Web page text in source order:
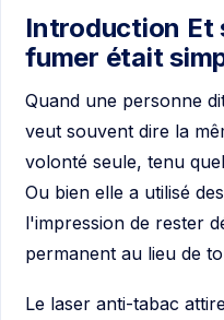
Introduction Et
fumer était
Quand une personne
veut souvent dire la
volonté seule, tenu
Ou bien elle a utilisé
l'impression de rester
permanent au lieu de
Le laser anti-tabac